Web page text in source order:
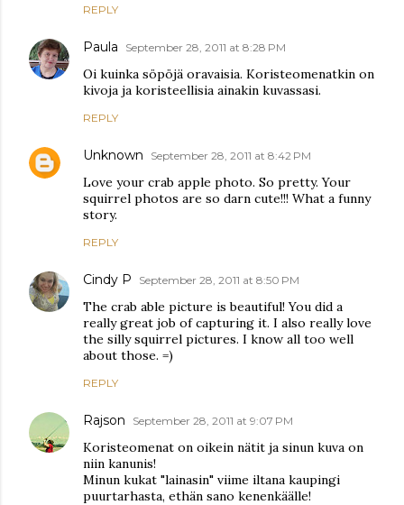
REPLY
Paula September 28, 2011 at 8:28 PM
Oi kuinka söpöjä oravaisia. Koristeomenatkin on
kivoja ja koristeellisia ainakin kuvassasi.
REPLY
Unknown September 28, 2011 at 8:42 PM
Love your crab apple photo. So pretty. Your
squirrel photos are so darn cute!!! What a funny
story.
REPLY
Cindy P September 28, 2011 at 8:50 PM
The crab able picture is beautiful! You did a
really great job of capturing it. I also really love
the silly squirrel pictures. I know all too well
about those. =)
REPLY
Rajson September 28, 2011 at 9:07 PM
Koristeomenat on oikein nätit ja sinun kuva on
niin kanunis!
Minun kukat "lainasin" viime iltana kaupingi
puurtarhasta, ethän sano kenenkäälle!